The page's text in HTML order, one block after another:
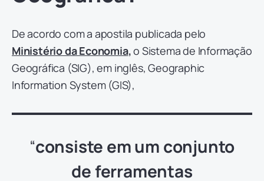
De acordo com a apostila publicada pelo
Ministério da Economia,o Sistema de Informação
Geográfica (SIG), em inglês, Geographic
Information System (GIS),
“consiste em um conjunto
de ferramentas